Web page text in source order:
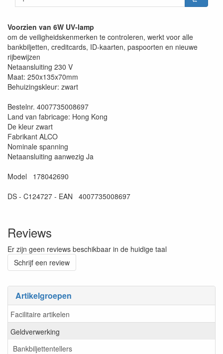
Artikelgroepen
Facilitaire artikelen
Geldverwerking
Bankbiljettentellers
Voorzien van 6W UV-lamp
om de veiligheidskenmerken te controleren, werkt voor alle
bankbiljetten, creditcards, ID-kaarten, paspoorten en nieuwe
rijbewijzen
Netaansluiting 230 V
Maat: 250x135x70mm
Behuizingskleur: zwart
Bestelnr. 4007735008697
Land van fabricage: Hong Kong
De kleur zwart
Fabrikant ALCO
Nominale spanning
Netaansluiting aanwezig Ja
Model 178042690
DS - C124727 - EAN 4007735008697
Reviews
Er zijn geen reviews beschikbaar in de huidige taal
Schrijf een review